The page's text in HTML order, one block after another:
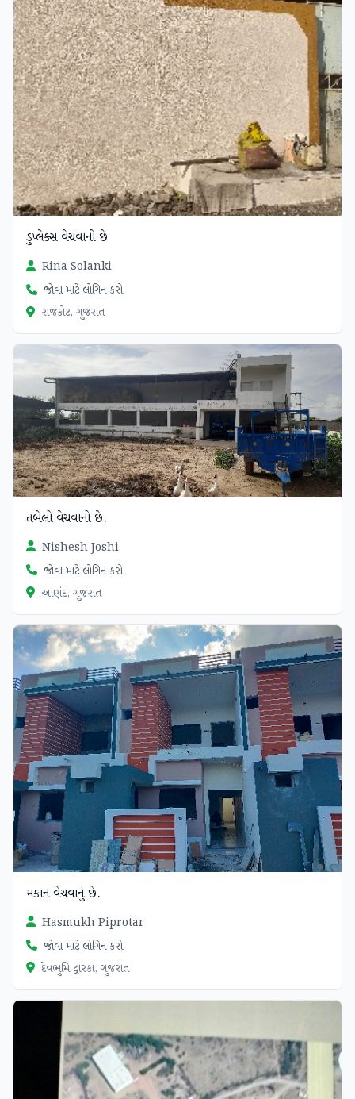
ડુપ્લેક્સ વેચવાનો છે
Rina Solanki
જોવા માટે લોગિન કરો
રાજકોટ, ગુજરાત
તબેલો વેચવાનો છે.
Nishesh Joshi
જોવા માટે લોગિન કરો
આણંદ, ગુજરાત
મકાન વેચવાનું છે.
Hasmukh Piprotar
જોવા માટે લોગિન કરો
દેવભુમિ દ્વારકા, ગુજરાત